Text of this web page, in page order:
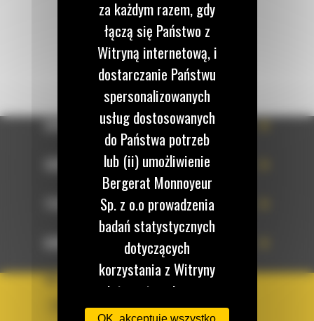
WYŚLIJ WIADOMOŚĆ
OFERTA
TECHNOLOGIE
DOWIEDZ SIĘ WIĘCEJ
KRAJ
BM POLSKA
za każdym razem, gdy
łączą się Państwo z
Witryną internetową, i
dostarczanie Państwu
spersonalizowanych
usług dostosowanych
do Państwa potrzeb
lub (ii) umożliwienie
Bergerat Monnoyeur
Sp. z o.o prowadzenia
badań statystycznych
dotyczących
korzystania z Witryny
internetowej przez
użytkowników
OK, akceptuję wszystko